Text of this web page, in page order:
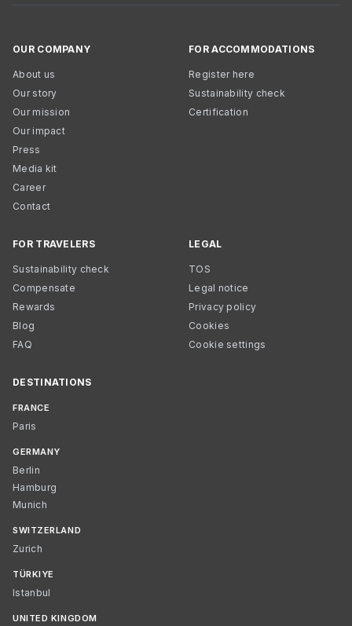
OUR COMPANY
About us
Our story
Our mission
Our impact
Press
Media kit
Career
Contact
FOR ACCOMMODATIONS
Register here
Sustainability check
Certification
FOR TRAVELERS
Sustainability check
Compensate
Rewards
Blog
FAQ
LEGAL
TOS
Legal notice
Privacy policy
Cookies
Cookie settings
DESTINATIONS
FRANCE
Paris
GERMANY
Berlin
Hamburg
Munich
SWITZERLAND
Zurich
TÜRKIYE
Istanbul
UNITED KINGDOM